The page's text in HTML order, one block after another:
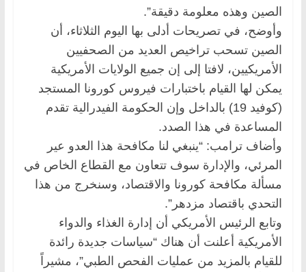
الصين وهذه معلومة دقيقة”.
وأوضح، في تصريحات أدلى بها اليوم الثلاثاء، أن
الصين تسحب تراخيص العديد من الصحفيين
الأمريكيين، لافتا إلى إن جميع الولايات الأمريكية
يمكن لها القيام باختبارات فيروس كورونا المستجد
(كوفيد 19) بالداخل وإن الحكومة الفيدرالية تقدم
المساعدة في هذا الصدد.
وأضاف ترامب: “ينبغي لنا مكافحة هذا العدو عير
المرئي، والإدارة سوف تتعاون مع القطاع الخاص في
مسألة مكافحة كورونا والاقتصاد، وسنخرج من هذا
التحدي باقتصاد مزدهر”.
وتابع الرئيس الأمريكي أن إدارة الغذاء والدواء
الأمريكية أعلنت أن هناك “سياسات جديدة رائدة
للقيام بالمزيد من عمليات الفحص الطبي”، مشيراً